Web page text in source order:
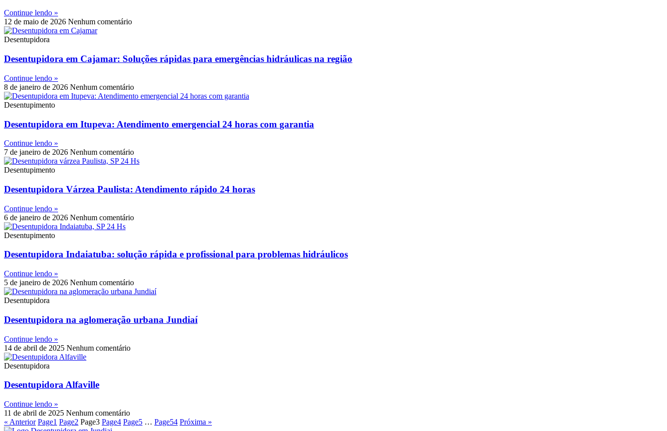
Continue lendo »
12 de maio de 2026 Nenhum comentário
Desentupidora
Desentupidora em Cajamar: Soluções rápidas para emergências hidráulicas na região
Continue lendo »
8 de janeiro de 2026 Nenhum comentário
Desentupimento
Desentupidora em Itupeva: Atendimento emergencial 24 horas com garantia
Continue lendo »
7 de janeiro de 2026 Nenhum comentário
Desentupimento
Desentupidora Várzea Paulista: Atendimento rápido 24 horas
Continue lendo »
6 de janeiro de 2026 Nenhum comentário
Desentupimento
Desentupidora Indaiatuba: solução rápida e profissional para problemas hidráulicos
Continue lendo »
5 de janeiro de 2026 Nenhum comentário
Desentupidora
Desentupidora na aglomeração urbana Jundiaí
Continue lendo »
14 de abril de 2025 Nenhum comentário
Desentupidora
Desentupidora Alfaville
Continue lendo »
11 de abril de 2025 Nenhum comentário
« Anterior Page1 Page2 Page3 Page4 Page5 … Page54 Próxima »